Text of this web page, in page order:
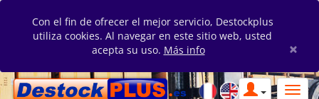
Con el fin de ofrecer el mejor servicio, Destockplus
utiliza cookies. Al navegar en este sitio web, usted
acepta su uso. Más info ×